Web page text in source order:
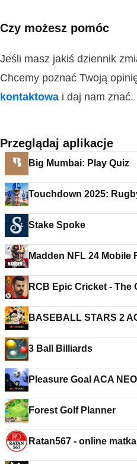
Czy możesz pomóc
Jeśli masz jakiś dziennik
Chcemy poznać Twoją
kontaktowa i daj nam znać.
Przeglądaj aplikacje
Big Mumbai: Play Quiz
Touchdown 2025:
Stake Spoke
Madden NFL 24 Mobile
RCB Epic Cricket - The
BASEBALL STARS 2
3 Ball Billiards
Pleasure Goal ACA
Forest Golf Planner
Ratan567 - online